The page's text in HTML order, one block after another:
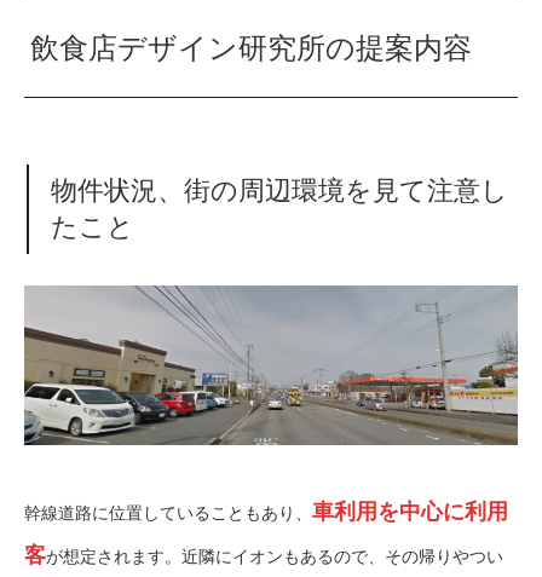
飲食店デザイン研究所の提案内容
物件状況、街の周辺環境を見て注意し
たこと
幹線道路に位置していることもあり、 車利用を中心に利用
客が想定されます。近隣にイオンもあるので、その帰りやつい